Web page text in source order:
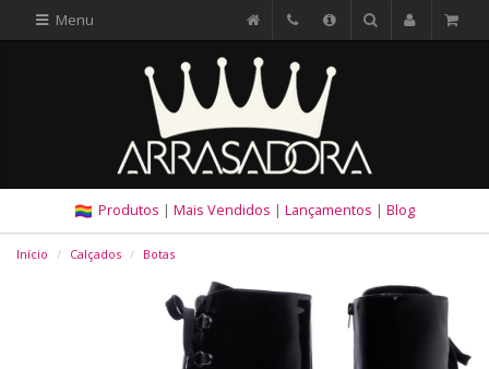
Menu
Produtos | Mais Vendidos | Lançamentos | Blog
Início Calçados Botas